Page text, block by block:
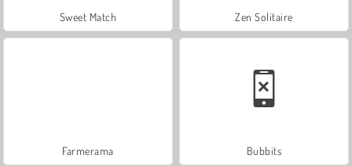
Sweet Match Zen Solitaire
Farmerama Bubbits